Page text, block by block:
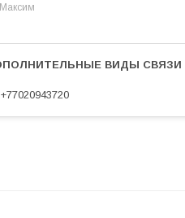
Максим
+77020943720